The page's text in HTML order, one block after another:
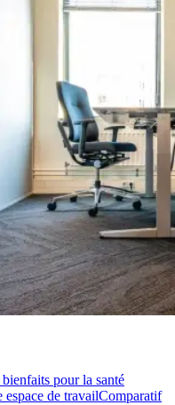
pour la santé
de travailComparatif